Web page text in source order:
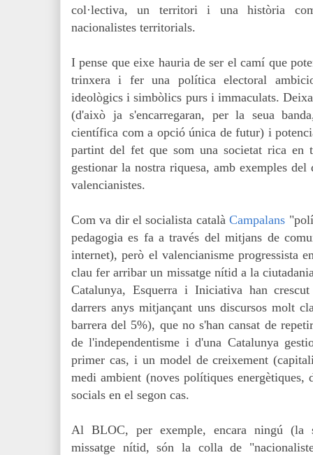
col·lectiva, un territori i una història
nacionalistes territorials.
I pense que eixe hauria de ser el camí que
trinxera i fer una política electoral
ideològics i simbòlics purs i immaculats.
(d'això ja s'encarregaran, per la seua
científica com a opció única de futur) i
partint del fet que som una societat rica en
gestionar la nostra riquesa, amb exemples
valencianistes.
Com va dir el socialista catalàCampalans
pedagogia es fa a través del mitjans de
internet), però el valencianisme progressista
clau fer arribar un missatge nítid a la
Catalunya, Esquerra i Iniciativa han
darrers anys mitjançant uns discursos molt
barrera del 5%), que no s'han cansat de
de l'independentisme i d'una Catalunya
primer cas, i un model de creixement
medi ambient (noves polítiques
socials en el segon cas.
Al BLOC, per exemple, encara ningú (la
missatge nítid, són la colla de